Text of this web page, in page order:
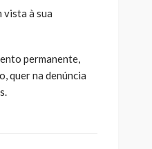
vista à sua
permanente,
quer na denúncia